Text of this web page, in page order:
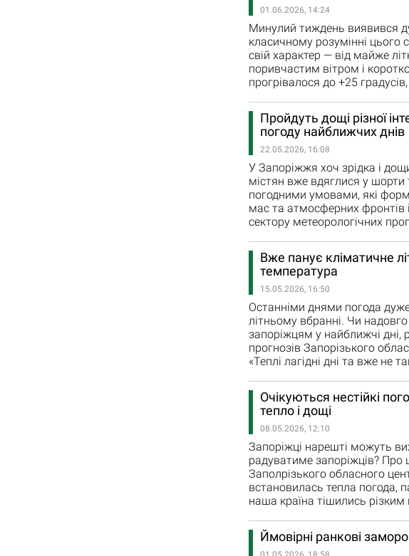
01.06.2026, 14:24
Минулий тиждень виявився
класичному розумінні цього
свій характер — від майже
поривчастим вітром і
прогрівалося до +25
Пройдуть дощі різної
погоду найближчих днів
22.05.2026, 16:08
У Запоріжжя хоч зрідка і
містян вже вдяглися у шорти
погодними умовами, які
мас та атмосферних фронтів
сектору метеорологічних
Вже панує кліматичне
температура
15.05.2026, 16:50
Останніми днями погода
літньому вбранні. Чи
запоріжцям у найближчі дні,
прогнозів Запорізького
«Теплі лагідні дні та вже не
Очікуються нестійкі
тепло і дощі
08.05.2026, 12:10
Запоріжці нарешті можуть
радуватиме запоріжців? Про
Заполрізького обласного
встановилась тепла погода,
наша країна тішились різким
Ймовірні ранкові